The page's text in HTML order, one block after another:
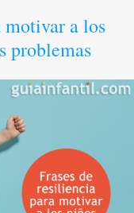
motivar a los
problemas